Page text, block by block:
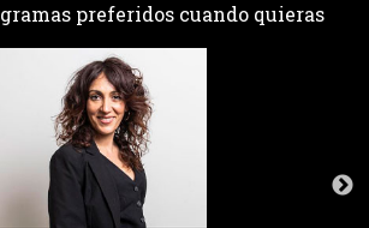
preferidos cuando quieras